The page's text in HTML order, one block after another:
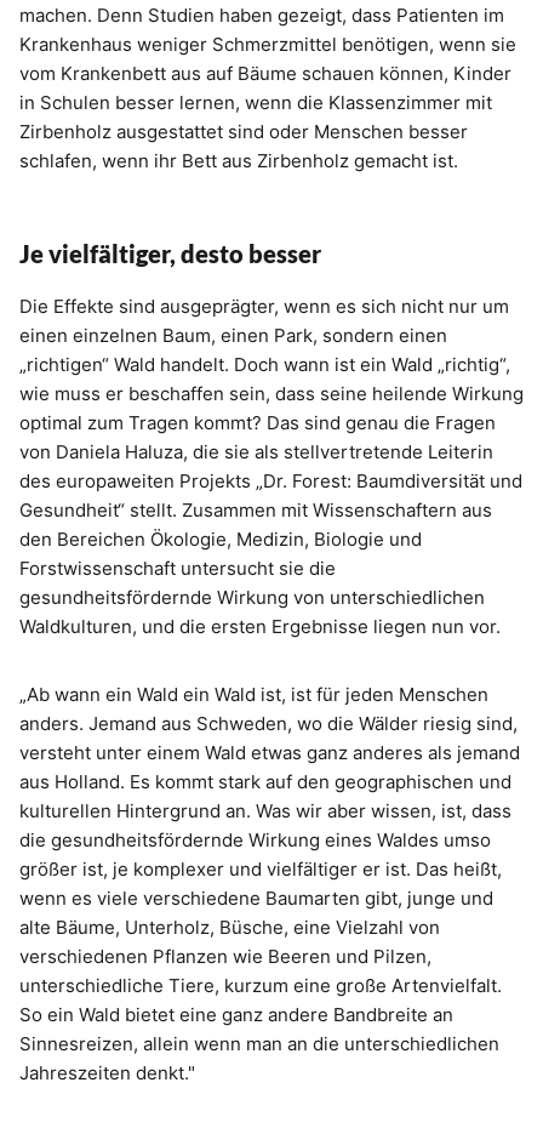
machen. Denn Studien haben gezeigt, dass Patienten im
Krankenhaus weniger Schmerzmittel benötigen, wenn sie
vom Krankenbett aus auf Bäume schauen können, Kinder
in Schulen besser lernen, wenn die Klassenzimmer mit
Zirbenholz ausgestattet sind oder Menschen besser
schlafen, wenn ihr Bett aus Zirbenholz gemacht ist.
Je vielfältiger, desto besser
Die Effekte sind ausgeprägter, wenn es sich nicht nur um
einen einzelnen Baum, einen Park, sondern einen
„richtigen“ Wald handelt. Doch wann ist ein Wald „richtig“,
wie muss er beschaffen sein, dass seine heilende Wirkung
optimal zum Tragen kommt? Das sind genau die Fragen
von Daniela Haluza, die sie als stellvertretende Leiterin
des europaweiten Projekts „Dr. Forest: Baumdiversität und
Gesundheit“ stellt. Zusammen mit Wissenschaftern aus
den Bereichen Ökologie, Medizin, Biologie und
Forstwissenschaft untersucht sie die
gesundheitsfördernde Wirkung von unterschiedlichen
Waldkulturen, und die ersten Ergebnisse liegen nun vor.
„Ab wann ein Wald ein Wald ist, ist für jeden Menschen
anders. Jemand aus Schweden, wo die Wälder riesig sind,
versteht unter einem Wald etwas ganz anderes als jemand
aus Holland. Es kommt stark auf den geographischen und
kulturellen Hintergrund an. Was wir aber wissen, ist, dass
die gesundheitsfördernde Wirkung eines Waldes umso
größer ist, je komplexer und vielfältiger er ist. Das heißt,
wenn es viele verschiedene Baumarten gibt, junge und
alte Bäume, Unterholz, Büsche, eine Vielzahl von
verschiedenen Pflanzen wie Beeren und Pilzen,
unterschiedliche Tiere, kurzum eine große Artenvielfalt.
So ein Wald bietet eine ganz andere Bandbreite an
Sinnesreizen, allein wenn man an die unterschiedlichen
Jahreszeiten denkt."